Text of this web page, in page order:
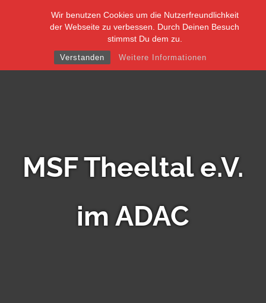
Wir benutzen Cookies um die Nutzerfreundlichkeit
der Webseite zu verbessen. Durch Deinen Besuch
stimmst Du dem zu.
Verstanden Weitere Informationen
MSF Theeltal e.V.
im ADAC